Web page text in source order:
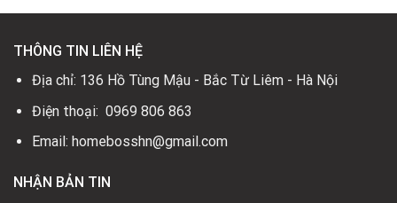
THÔNG TIN LIÊN HỆ
Địa chỉ: 136 Hồ Tùng Mậu - Bắc Từ Liêm - Hà Nội
Điện thoại: 0969 806 863
Email: homebosshn@gmail.com
NHẬN BẢN TIN